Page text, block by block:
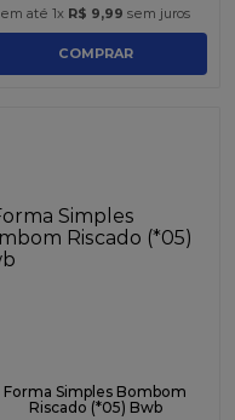
em até 1x R$ 9,99 sem juros
COMPRAR
Forma Simples Bombom
Riscado (*05) Bwb